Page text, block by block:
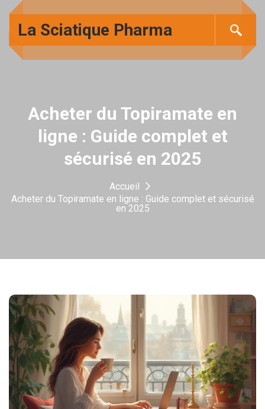
La Sciatique Pharma
Acheter du Topiramate en
ligne : Guide complet et
sécurisé en 2025
Accueil
Acheter du Topiramate en ligne : Guide complet et sécurisé
en 2025